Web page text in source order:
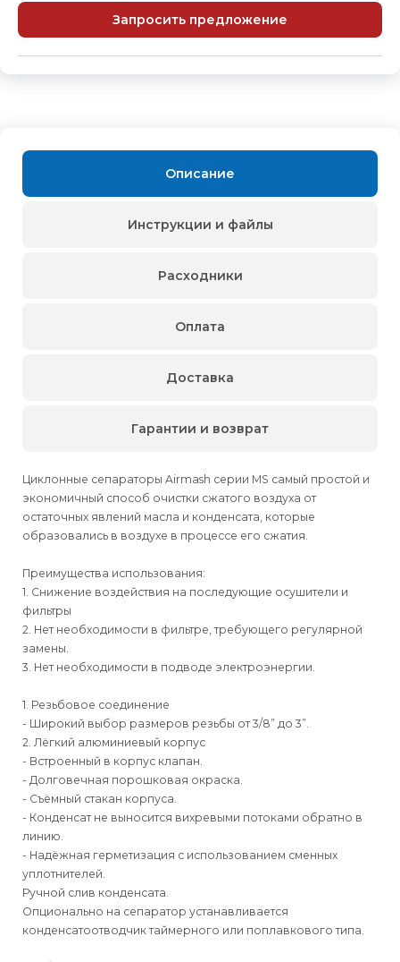
Запросить предложение
Описание
Циклонные сепараторы Airmash серии MS самый простой и
экономичный способ очистки сжатого воздуха от
остаточных явлений масла и конденсата, которые
образовались в воздухе в процессе его сжатия.
Преимущества использования:
1. Снижение воздействия на последующие осушители и
фильтры
2. Нет необходимости в фильтре, требующего регулярной
замены.
3. Нет необходимости в подводе электроэнергии.
1. Резьбовое соединение
- Широкий выбор размеров резьбы от 3/8” до 3”.
2. Лёгкий алюминиевый корпус
- Встроенный в корпус клапан.
- Долговечная порошковая окраска.
- Съёмный стакан корпуса.
- Конденсат не выносится вихревыми потоками обратно в
линию.
- Надёжная герметизация с использованием сменных
уплотнителей.
Ручной слив конденсата.
Опционально на сепаратор устанавливается
конденсатоотводчик таймерного или поплавкового типа.
Инструкции и файлы
Расходники
Оплата
Доставка
Гарантии и возврат